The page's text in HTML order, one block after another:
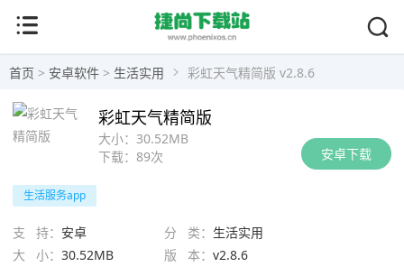
首页 > 安卓软件 > 生活实用 彩虹天气精简版 v2.8.6
安卓下载
大小： 30.52MB
下载： 89次
彩虹天气精简版
生活服务app
支 持： 安卓 分 类： 生活实用
大 小： 30.52MB 版 本： v2.8.6